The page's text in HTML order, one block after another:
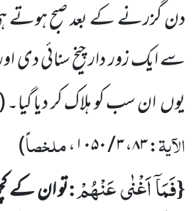
دن گزرنے کے بعد صبح ہوتے
سے ایک زور دار چیخ سنائی دی
یوںان سب کو ہلاک کر دیا گیا۔
الآیۃ: ۸۳، ۳ / ۱۰۵۰، ملخصاً)
{فَمَاۤ اَغْنٰى عَنْهُمْ:تو ان کے